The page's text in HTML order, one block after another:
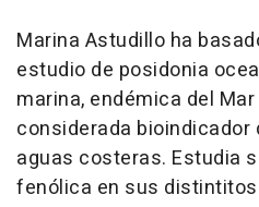
Marina Astudillo ha
estudio de posidonia
marina, endémica del
considerada bioindicador
aguas costeras. Estudia
fenólica en sus